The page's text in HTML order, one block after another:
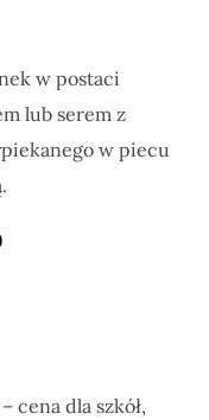
w postaci
lub serem z
w piecu
cena dla szkół,